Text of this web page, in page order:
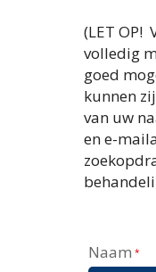
(LET OP!
volledig
goed
kunnen
van uw
en e-
Naam *